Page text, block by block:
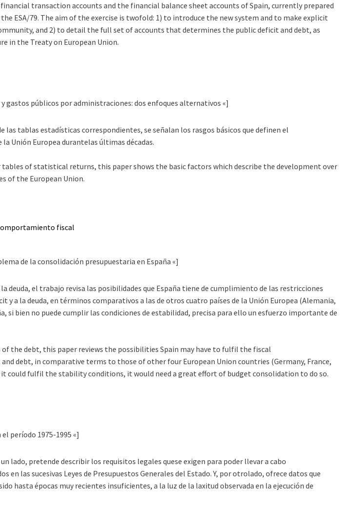
transaction accounts and the financial balance sheet accounts of Spain, currently prepared
ESA/79. The aim of the exercise is twofold: 1) to introduce the new system and to make explicit
and 2) to detail the full set of accounts that determines the public deficit and debt, as
in the Treaty on European Union.
públicos por administraciones: dos enfoques alternativos «]
las tablas estadísticas correspondientes, se señalan los rasgos básicos que definen el
Unión Europea durantelas últimas décadas.
of statistical returns, this paper shows the basic factors which describe the development over
of the European Union.
fiscal
de la consolidación presupuestaria en España «]
deuda, el trabajo revisa las posibilidades que España tiene de cumplimiento de las restricciones
y a la deuda, en términos comparativos a las de otros cuatro países de la Unión Europea (Alemania,
si bien no puede cumplir las condiciones de estabilidad, precisa para ello un esfuerzo importante de
the debt, this paper reviews the possibilities Spain may have to fulfil the fiscal
debt, in comparative terms to those of other four European Union countries (Germany, France,
could fulfil the stability conditions, it would need a great effort of budget consolidation to do so.
período 1975-1995 «]
lado, pretende describir los requisitos legales quese exigen para poder llevar a cabo
las sucesivas Leyes de Presupuestos Generales del Estado. Y, por otrolado, ofrece datos que
hasta épocas muy recientes insuficientes, a la luz de la laxitud observada en la ejecución de